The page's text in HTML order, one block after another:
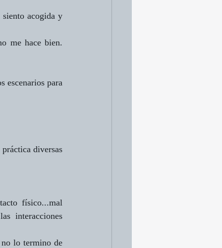
siento acogida y
me hace bien.
escenarios para
diversas
físico...mal
interacciones
lo termino de